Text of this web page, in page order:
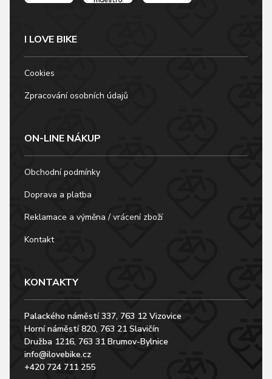
I LOVE BIKE
Cookies
Zpracování osobních údajů
ON-LINE NÁKUP
Obchodní podmínky
Doprava a platba
Reklamace a výměna / vrácení zboží
Kontakt
KONTAKTY
Palackého náměstí 337, 763 12 Vizovice
Horní náměstí 820, 763 21 Slavičín
Družba 1216, 763 31 Brumov-Bylnice
info@ilovebike.cz
+420 724 711 255